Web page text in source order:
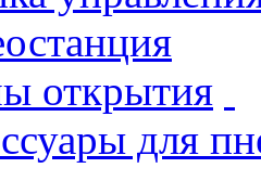
открытия
для